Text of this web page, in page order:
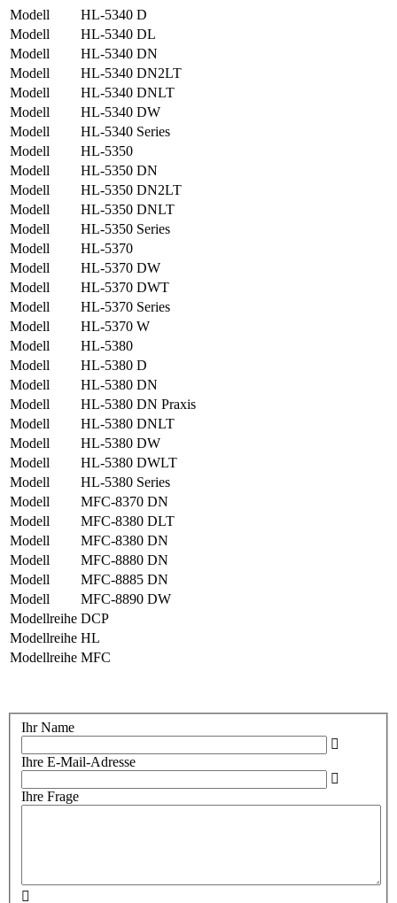
Modell
HL-5340 D
Modell
HL-5340 DL
Modell
HL-5340 DN
Modell
HL-5340 DN2LT
Modell
HL-5340 DNLT
Modell
HL-5340 DW
Modell
HL-5340 Series
Modell
HL-5350
Modell
HL-5350 DN
Modell
HL-5350 DN2LT
Modell
HL-5350 DNLT
Modell
HL-5350 Series
Modell
HL-5370
Modell
HL-5370 DW
Modell
HL-5370 DWT
Modell
HL-5370 Series
Modell
HL-5370 W
Modell
HL-5380
Modell
HL-5380 D
Modell
HL-5380 DN
Modell
HL-5380 DN Praxis
Modell
HL-5380 DNLT
Modell
HL-5380 DW
Modell
HL-5380 DWLT
Modell
HL-5380 Series
Modell
MFC-8370 DN
Modell
MFC-8380 DLT
Modell
MFC-8380 DN
Modell
MFC-8880 DN
Modell
MFC-8885 DN
Modell
MFC-8890 DW
Modellreihe DCP
Modellreihe HL
Modellreihe MFC
Ihr Name
Ihre E-Mail-Adresse
Ihre Frage